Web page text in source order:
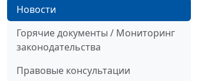
Новости
Горячие документы / Мониторинг
законодательства
Правовые консультации